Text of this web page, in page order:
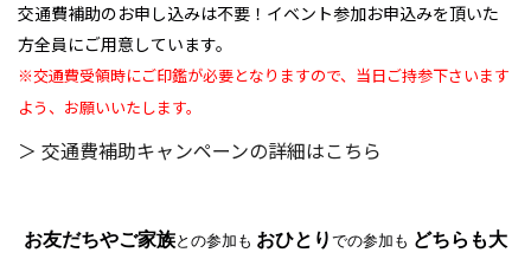
交通費補助のお申し込みは不要！イベント参加お申込みを頂いた
方全員にご用意しています。
※交通費受領時にご印鑑が必要となりますので、当日ご持参下さいます
よう、お願いいたします。
＞ 交通費補助キャンペーンの詳細はこちら
お友だちやご家族との参加も おひとり での参加も どちらも大